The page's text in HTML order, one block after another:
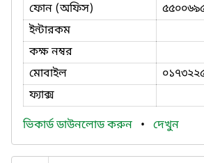
ফোন (অফিস)
ইন্টারকম
কক্ষ নম্বর
মোবাইল
ফ্যাক্স
ভিকার্ড ডাউনলোড করুন • দেখুন